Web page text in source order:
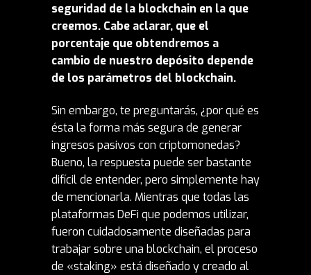
seguridad de la blockchain en la que
creemos. Cabe aclarar, que el
porcentaje que obtendremos a
cambio de nuestro depósito depende
de los parámetros del blockchain.
Sin embargo, te preguntarás, ¿por qué es
ésta la forma más segura de generar
ingresos pasivos con criptomonedas?
Bueno, la respuesta puede ser bastante
difícil de entender, pero simplemente hay
de mencionarla. Mientras que todas las
plataformas DeFi que podemos utilizar,
fueron cuidadosamente diseñadas para
trabajar sobre una blockchain, el proceso
de «staking» está diseñado y creado al